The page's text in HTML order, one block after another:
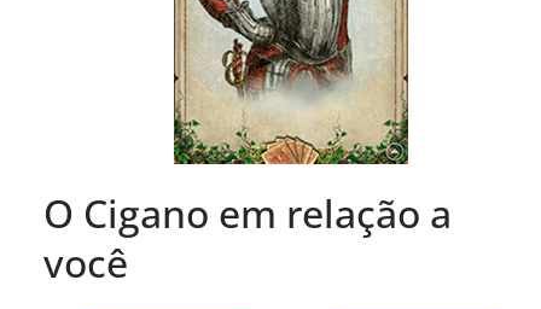
O Cigano em relação a
você